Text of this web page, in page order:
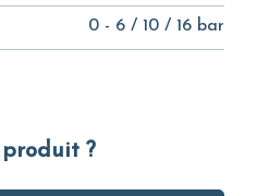
0 - 6 / 10 / 16 bar
produit ?